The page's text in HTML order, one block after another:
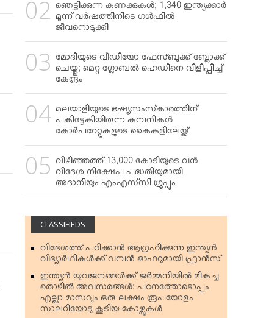
ഞെട്ടിക്കുന്ന കണക്കുകള്‍; 1,340 ഇന്ത്യക്കാര്‍
മൂന്ന് വര്‍ഷത്തിനിടെ ഗള്‍ഫില്‍
ജീവനൊടുക്കി
മോദിയുടെ വീഡിയോ ഫേസ്ബുക്ക് ബ്ലോക്ക്
ചെയ്തു; മെറ്റ ഗ്ലോബല്‍ ഹെഡിനെ വിളിപ്പിച്ച്
കേന്ദ്രം
മലയാളിയുടെ ഭഷ്യസംസ്‌കാരത്തിന്
പകിട്ടേകിയിരുന്ന കമ്പനികള്‍
കോര്‍പറേറ്റുകളുടെ കൈകളിലേയ്ക്ക്
വിഴിഞ്ഞത്ത് 13,000 കോടിയുടെ വന്‍
വിദേശ നിക്ഷേപ പദ്ധതിയുമായി
അദാനിയും എംഎസ്‌സി ഗ്രൂപ്പും
CLASSIFIEDS
വിദേശത്ത് പഠിക്കാന്‍ ആഗ്രഹിക്കുന്ന ഇന്ത്യന്‍
വിദ്യാര്‍ഥികള്‍ക്ക് വമ്പന്‍ ഓഫറുമായി ഫ്രാന്‍സ്
ഇന്ത്യന്‍ യുവജനങ്ങള്‍ക്ക് ജര്‍മ്മനിയില്‍ മികച്ച
തൊഴില്‍ അവസരങ്ങള്‍: പഠനത്തോടൊപ്പം
എല്ലാ മാസവും ഒരു ലക്ഷം രൂപയോളം
സാലറിയോടു കൂടിയ കോഴ്സുകള്‍